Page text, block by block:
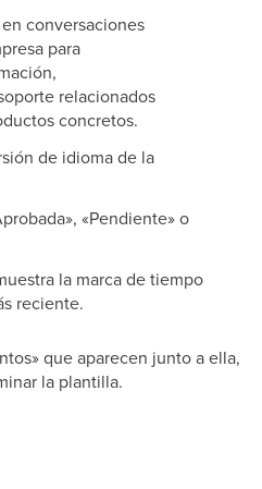
conversaciones
para
relacionados
concretos.
de idioma de la
«Pendiente» o
la marca de tiempo
reciente.
que aparecen junto a ella,
la plantilla.